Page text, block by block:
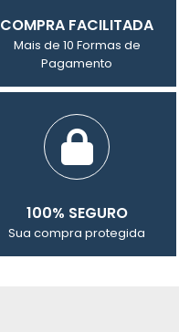
COMPRA FACILITADA
Mais de 10 Formas de
Pagamento
100% SEGURO
Sua compra protegida